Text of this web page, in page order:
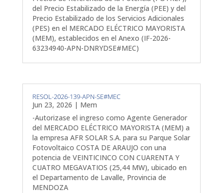
del Precio Estabilizado de la Energía (PEE) y del
Precio Estabilizado de los Servicios Adicionales
(PES) en el MERCADO ELÉCTRICO MAYORISTA
(MEM), establecidos en el Anexo (IF-2026-
63234940-APN-DNRYDSE#MEC)
RESOL-2026-139-APN-SE#MEC
Jun 23, 2026 | Mem
-Autorizase el ingreso como Agente Generador
del MERCADO ELÉCTRICO MAYORISTA (MEM) a
la empresa AFR SOLAR S.A. para su Parque Solar
Fotovoltaico COSTA DE ARAUJO con una
potencia de VEINTICINCO CON CUARENTA Y
CUATRO MEGAVATIOS (25,44 MW), ubicado en
el Departamento de Lavalle, Provincia de
MENDOZA